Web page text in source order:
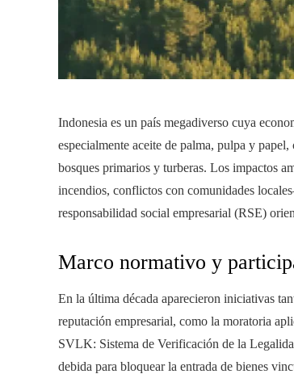
Indonesia es un país megadiverso cuya
especialmente aceite de palma, pulpa y
bosques primarios y turberas. Los impactos
incendios, conflictos con comunidades
responsabilidad social empresarial (RSE)
Marco normativo y
En la última década aparecieron iniciativas
reputación empresarial, como la moratoria
SVLK: Sistema de Verificación de la
debida para bloquear la entrada de bienes